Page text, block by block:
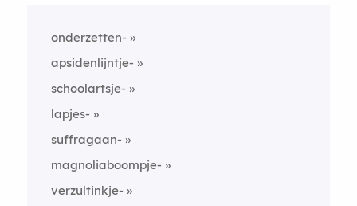
onderzetten-
apsidenlijntje-
schoolartsje-
lapjes-
suffragaan-
magnoliaboompje-
verzultinkje-